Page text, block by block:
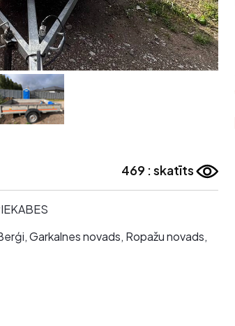
469 : skatīts
Garkalnes novads, Ropažu novads,